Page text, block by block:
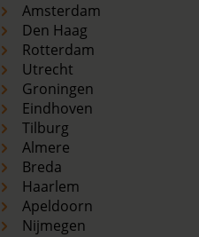
Amsterdam
Den Haag
Rotterdam
Utrecht
Groningen
Eindhoven
Tilburg
Almere
Breda
Haarlem
Apeldoorn
Nijmegen